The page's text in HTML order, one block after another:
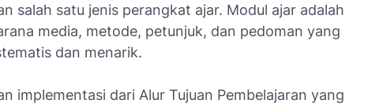
salah satu jenis perangkat ajar. Modul ajar adalah
media, metode, petunjuk, dan pedoman yang
dan menarik.
implementasi dari Alur Tujuan Pembelajaran yang